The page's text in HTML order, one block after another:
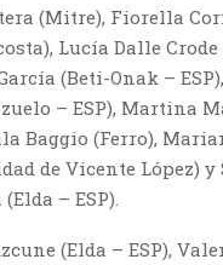
(Mitre), Fiorella
Lucía Dalle
(Beti-Onak –
– ESP), Martina
Baggio (Ferro),
de Vicente López) y
– ESP).
(Elda – ESP),